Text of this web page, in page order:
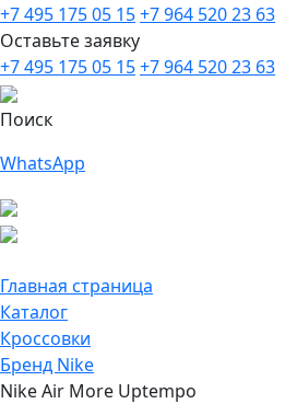
+7 495 175 05 15+7 964 520 23 63
Оставьте заявку
+7 495 175 05 15+7 964 520 23 63
Поиск
WhatsApp
Главная страница
Каталог
Кроссовки
Бренд Nike
Nike Air More Uptempo